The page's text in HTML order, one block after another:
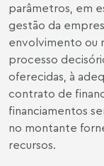
parâmetros, em
gestão da
envolvimento ou
processo
oferecidas, à
contrato de
financiamentos
no montante
recursos.